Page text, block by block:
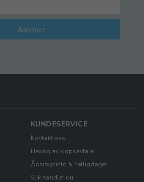
Abonner
KUNDESERVICE
Kontakt oss
Heving av kjøpsavtale
Åpningsinfo & helligdager
Slik handler du